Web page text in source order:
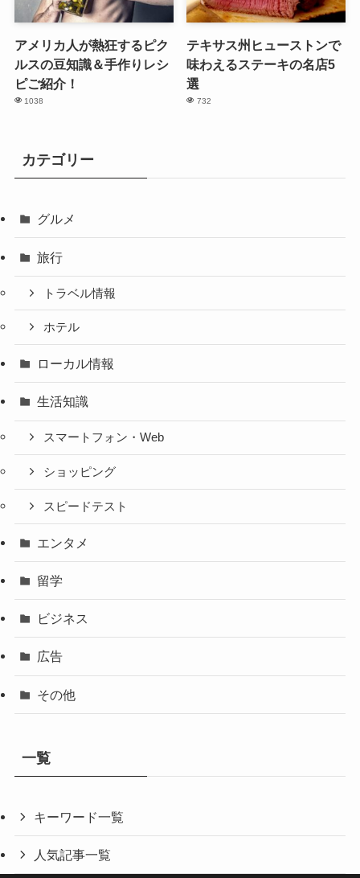
アメリカ人が熱狂するピク
ルスの豆知識＆手作りレシ
ピご紹介！
1038
テキサス州ヒューストンで
味わえるステーキの名店5
選
732
カテゴリー
グルメ
旅行
トラベル情報
ホテル
ローカル情報
生活知識
スマートフォン・Web
ショッピング
スピードテスト
エンタメ
留学
ビジネス
広告
その他
一覧
キーワード一覧
人気記事一覧